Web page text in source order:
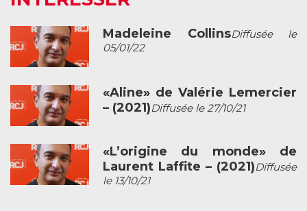
Madeleine CollinsDiffusée le
05/01/22
«Aline» de Valérie Lemercier
– (2021)Diffusée le 27/10/21
«L’origine du monde» de
Laurent Laffite – (2021)Diffusée
le 13/10/21